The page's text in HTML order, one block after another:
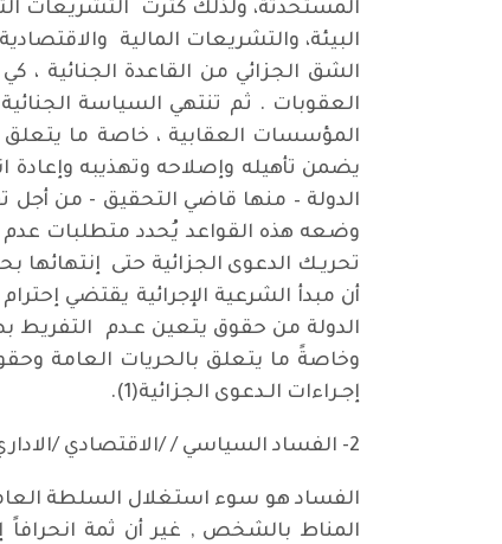
المستحدثة، ولذلك كثرت التشريعات
البيئة، والتشريعات المالية
الشق الجزائي من القاعدة الجنائية ،
العقوبات . ثم تنتهي السياسة الجنائية
المؤسسات العقابية ، خاصة ما يتعلق
يضمن تأهيله وإصلاحه وتهذيبه
الدولة – منها قاضي التحقيق - من أجل
وضعه هذه القواعد يُحدد متطلبات عدم
تحريـك الدعوى الجزائية حتى إنتهائها
أن مبدأ الشرعية الإجرائية يقتضي
الدولة من حقوق يتعين عـدم التفريط
وخاصةً ما يتعلق بالحريات العامة
إجـراءات الـدعوى الجزائية(1).
2- الفساد السياسي / /الاقتصادي /الاداري
الفساد هو سوء استغلال السلطة
المناط بالشخص , غير أن ثمة انحرافاً